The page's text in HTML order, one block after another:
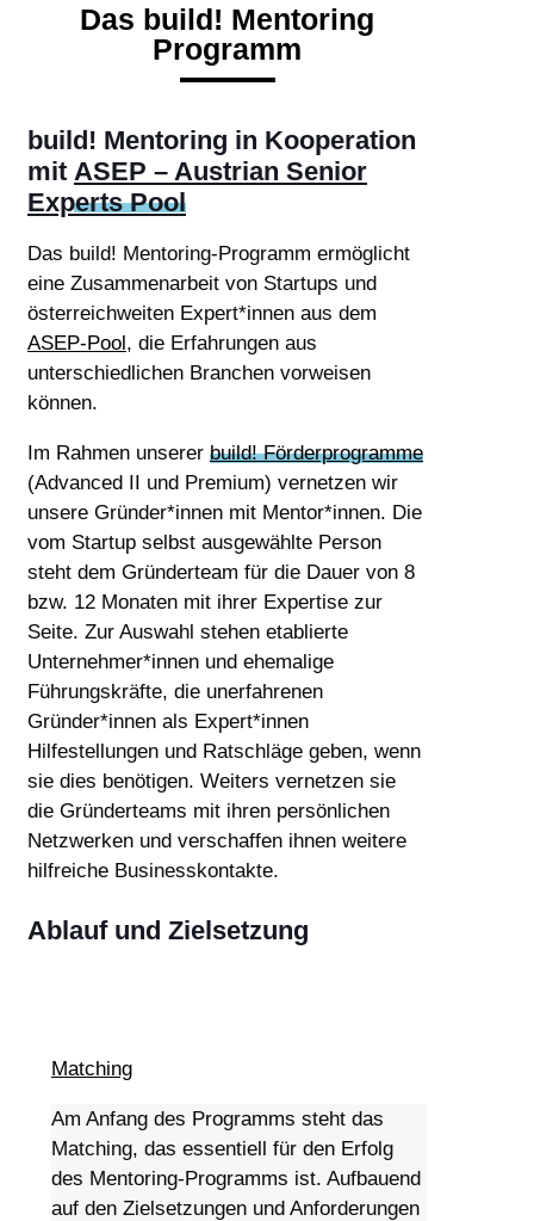
Das build! Mentoring
Programm
build! Mentoring in Kooperation
mit ASEP – Austrian Senior
Experts Pool
Das build! Mentoring-Programm ermöglicht
eine Zusammenarbeit von Startups und
österreichweiten Expert*innen aus dem
ASEP-Pool, die Erfahrungen aus
unterschiedlichen Branchen vorweisen
können.
Im Rahmen unserer build! Förderprogramme
(Advanced II und Premium) vernetzen wir
unsere Gründer*innen mit Mentor*innen. Die
vom Startup selbst ausgewählte Person
steht dem Gründerteam für die Dauer von 8
bzw. 12 Monaten mit ihrer Expertise zur
Seite. Zur Auswahl stehen etablierte
Unternehmer*innen und ehemalige
Führungskräfte, die unerfahrenen
Gründer*innen als Expert*innen
Hilfestellungen und Ratschläge geben, wenn
sie dies benötigen. Weiters vernetzen sie
die Gründerteams mit ihren persönlichen
Netzwerken und verschaffen ihnen weitere
hilfreiche Businesskontakte.
Ablauf und Zielsetzung
Matching
Am Anfang des Programms steht das
Matching, das essentiell für den Erfolg
des Mentoring-Programms ist. Aufbauend
auf den Zielsetzungen und Anforderungen